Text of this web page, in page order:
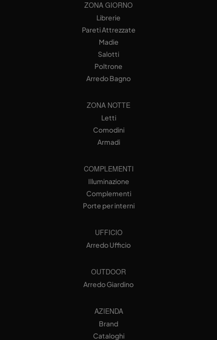
ZONA GIORNO
Librerie
Pareti Attrezzate
Madie
Salotti
Poltrone
Arredo Bagno
ZONA NOTTE
Letti
Comodini
Armadi
COMPLEMENTI
Illuminazione
Complementi
Porte per interni
UFFICIO
Arredo Ufficio
OUTDOOR
Arredo Giardino
AZIENDA
Brand
Cataloghi